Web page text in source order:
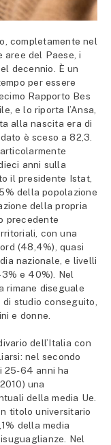
completamente nel
aree del Paese, i
decennio. È un
per essere
Rapporto Bes
e lo riporta l’Ansa,
alla nascita era di
è sceso a 82,3.
anni sulla
il presidente Istat,
della popolazione
della propria
precedente
con una
(48,4%), quasi
nazionale, e livelli
e 40%). Nel
rimane diseguale
studio conseguito,
e donne.
dell’Italia con
nel secondo
25-64 anni ha
una
della media Ue.
titolo universitario
della media
Nel